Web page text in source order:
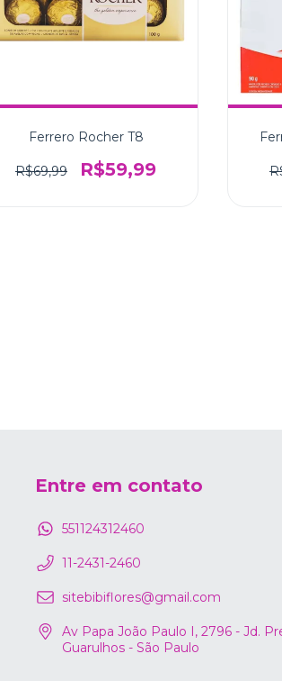
Ferrero Rocher T8
R$69,99 R$59,99
Entre em contato
551124312460
11-2431-2460
sitebibiflores@gmail.com
Av Papa João Paulo I, 2796 - Jd.
Guarulhos - São Paulo